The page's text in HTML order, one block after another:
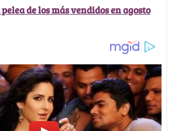
de los más vendidos en agosto